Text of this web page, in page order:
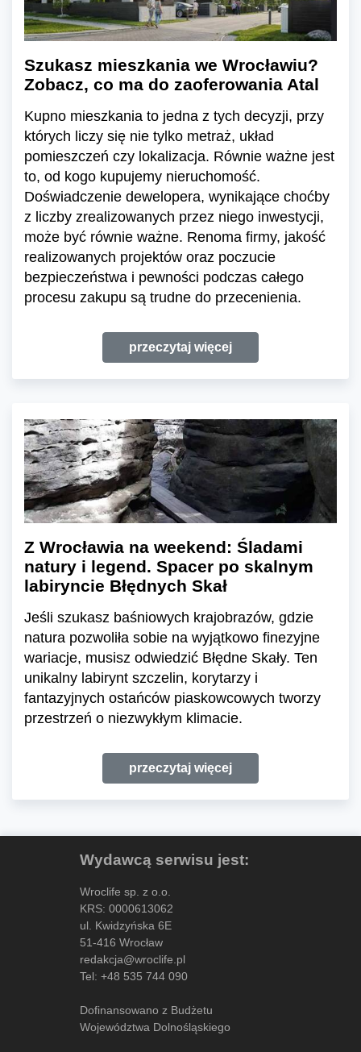
Szukasz mieszkania we Wrocławiu?
Zobacz, co ma do zaoferowania Atal
Kupno mieszkania to jedna z tych decyzji, przy
których liczy się nie tylko metraż, układ
pomieszczeń czy lokalizacja. Równie ważne jest
to, od kogo kupujemy nieruchomość.
Doświadczenie dewelopera, wynikające choćby
z liczby zrealizowanych przez niego inwestycji,
może być równie ważne. Renoma firmy, jakość
realizowanych projektów oraz poczucie
bezpieczeństwa i pewności podczas całego
procesu zakupu są trudne do przecenienia.
przeczytaj więcej
Z Wrocławia na weekend: Śladami
natury i legend. Spacer po skalnym
labiryncie Błędnych Skał
Jeśli szukasz baśniowych krajobrazów, gdzie
natura pozwoliła sobie na wyjątkowo finezyjne
wariacje, musisz odwiedzić Błędne Skały. Ten
unikalny labirynt szczelin, korytarzy i
fantazyjnych ostańców piaskowcowych tworzy
przestrzeń o niezwykłym klimacie.
przeczytaj więcej
Wydawcą serwisu jest:
Wroclife sp. z o.o.
KRS: 0000613062
ul. Kwidzyńska 6E
51-416 Wrocław
redakcja@wroclife.pl
Tel: +48 535 744 090
Dofinansowano z Budżetu
Województwa Dolnośląskiego